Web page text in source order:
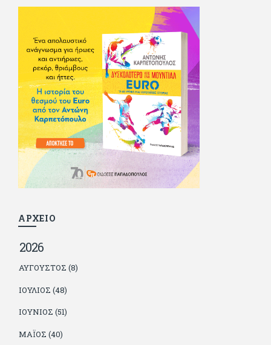
ταινίες κι έγραφε και στο περιοδικό Σινεμά, είχε κάποιες
αισθηματικές περιπέτειες που σκόρπισαν γέλιο στους φίλους
του - αν όχι και στον ίδιο. Πήγε στρατό κανονικά στα σύνορα
και διατήρησε μια καλή σχέση με την οικογένεια του, την
οποία αισθάνεται πως διάφορες φορές έφερε σε δύσκολη
θέση. Κείμενο με την υπογραφή του πρωτοδημοσιεύτηκε στο
Φίλαθλο το 1992. Επέστρεψε οριστικά στην Ελλάδα το 1998,
δούλεψε για πολλούς (αφού δυσκολεύεται να πει όχι), και
κάποιοι, αν όχι και όλοι, τον πλήρωσαν κι έμειναν και
ευχαριστημένοι από τη συνεργασία. Σήμερα πλέον εργάζεται
στον Sport Fm (όπου έχει κλείσει εικοσαετία) και στη
Sportday. Επαίρεται ότι λίγοι έχουν δει περισσότερο
ποδόσφαιρο από τον ίδιο και θεωρεί τον εαυτό του τυχερό
γιατί είναι μέλος της γενιάς που απόλαυσε τους μεγαλύτερους
σε όλα τα σπορ. Δεν είναι παντρεμένος, αλλά θαυμάζει όσους
βρίσκουν το κουράγιο να το κάνουν. Αντίθετα από πολλούς
φίλους του δεν πληρώνει διατροφές. Ελπίζει ότι δεν έχει
παιδιά. Απειλεί ότι θα γράφει όσο υπάρχουν άνθρωποι που
ΑΡΧΕΙΟ
2026
ΑΎΓΟΥΣΤΟΣ (8)
ΙΟΎΛΙΟΣ (48)
ΙΟΎΝΙΟΣ (51)
ΜΆΙΟΣ (40)